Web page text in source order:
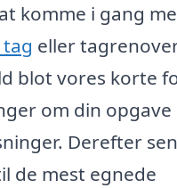
komme i gang
eller
blot vores korte
om din opgave
Derefter
de mest egnede